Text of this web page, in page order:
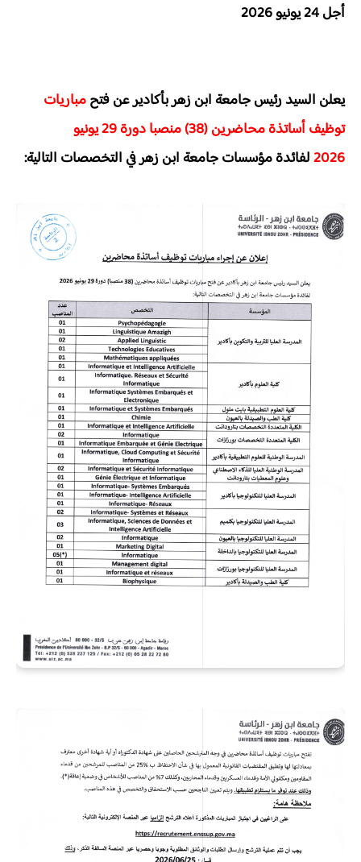
أجل 24 يونيو 2026
يعلن السيد رئيس جامعة ابن زهر بأكادير عن فتحمباريات
توظيف أساتذة محاضرين (38) منصبا دورة 29 يونيو
2026لفائدة مؤسسات جامعة ابن زهر في التخصصات التالية: